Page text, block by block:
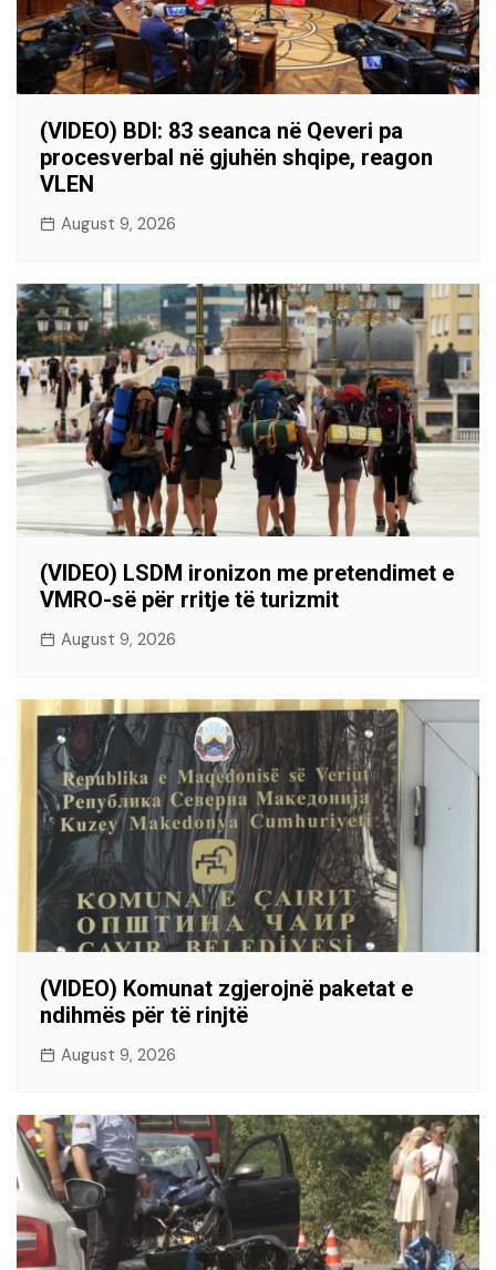
(VIDEO) BDI: 83 seanca në Qeveri pa
procesverbal në gjuhën shqipe, reagon
VLEN
August 9, 2026
(VIDEO) LSDM ironizon me pretendimet e
VMRO-së për rritje të turizmit
August 9, 2026
(VIDEO) Komunat zgjerojnë paketat e
ndihmës për të rinjtë
August 9, 2026